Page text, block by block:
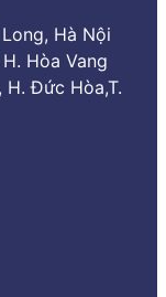
Hà Nội
Hòa Vang
H. Đức Hòa,T.